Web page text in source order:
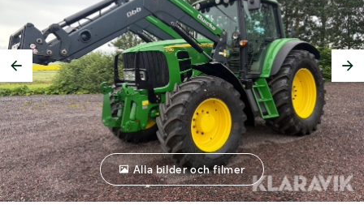
Alla bilder och filmer